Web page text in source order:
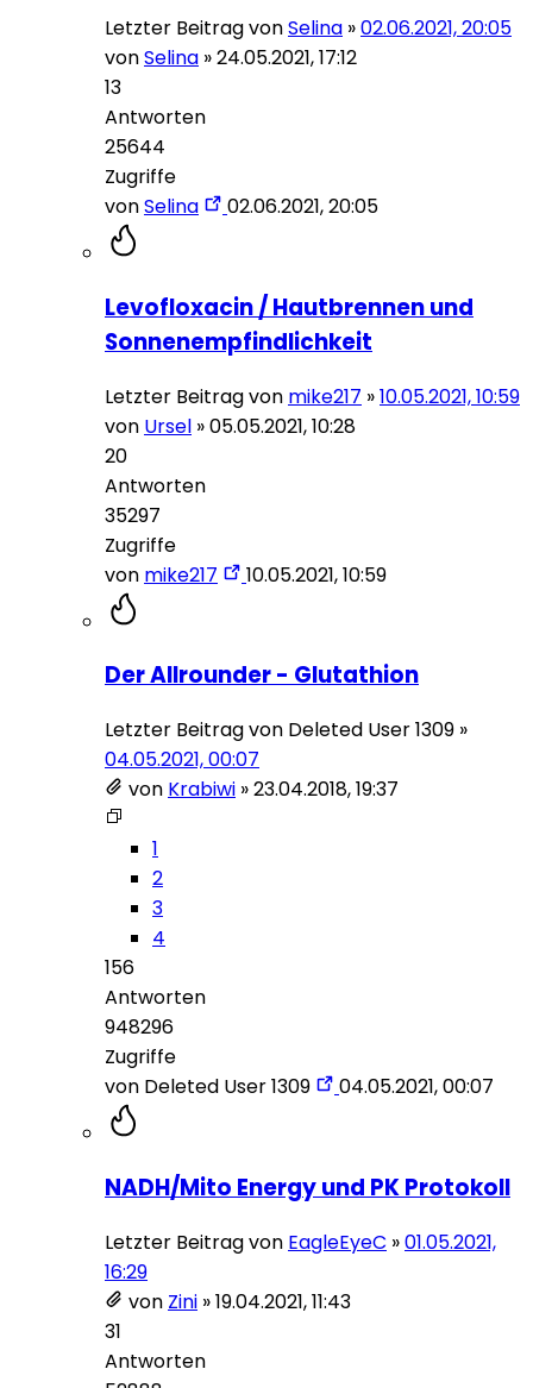
Letzter Beitrag vonSelina »02.06.2021, 20:05
vonSelina »24.05.2021, 17:12
13
Antworten
25644
Zugriffe
vonSelina 02.06.2021, 20:05
Levofloxacin / Hautbrennen und
Sonnenempfindlichkeit
Letzter Beitrag von mike217 »10.05.2021, 10:59
von Ursel »05.05.2021, 10:28
20
Antworten
35297
Zugriffe
von mike217 10.05.2021, 10:59
Der Allrounder - Glutathion
Letzter Beitrag von Deleted User 1309 »
04.05.2021, 00:07
von Krabiwi »23.04.2018, 19:37
1
2
3
4
156
Antworten
948296
Zugriffe
von Deleted User 1309 04.05.2021, 00:07
NADH/Mito Energy und PK Protokoll
Letzter Beitrag von EagleEyeC »01.05.2021,
16:29
von Zini »19.04.2021, 11:43
31
Antworten